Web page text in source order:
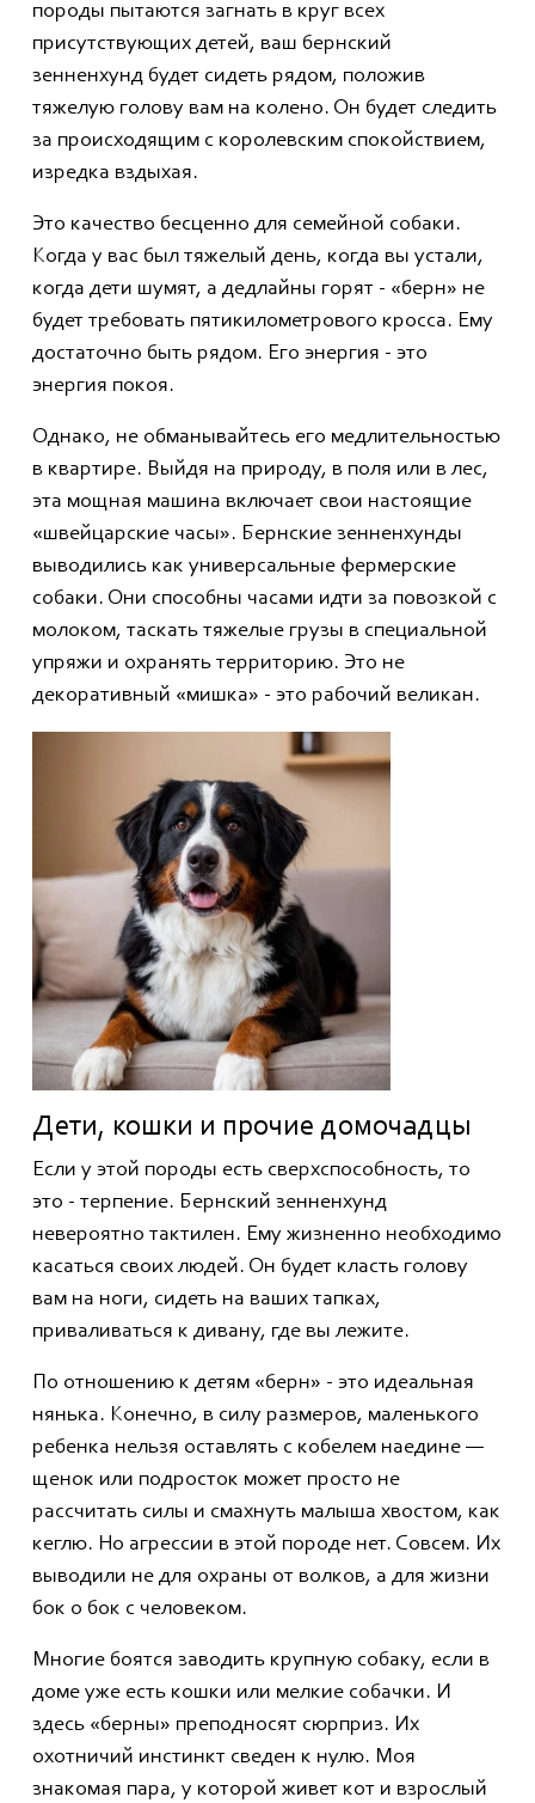
породы пытаются загнать в круг всех
присутствующих детей, ваш бернский
зенненхунд будет сидеть рядом, положив
тяжелую голову вам на колено. Он будет следить
за происходящим с королевским спокойствием,
изредка вздыхая.
Это качество бесценно для семейной собаки.
Когда у вас был тяжелый день, когда вы устали,
когда дети шумят, а дедлайны горят - «берн» не
будет требовать пятикилометрового кросса. Ему
достаточно быть рядом. Его энергия - это
энергия покоя.
Однако, не обманывайтесь его медлительностью
в квартире. Выйдя на природу, в поля или в лес,
эта мощная машина включает свои настоящие
«швейцарские часы». Бернские зенненхунды
выводились как универсальные фермерские
собаки. Они способны часами идти за повозкой с
молоком, таскать тяжелые грузы в специальной
упряжи и охранять территорию. Это не
декоративный «мишка» - это рабочий великан.
Дети, кошки и прочие домочадцы
Если у этой породы есть сверхспособность, то
это - терпение. Бернский зенненхунд
невероятно тактилен. Ему жизненно необходимо
касаться своих людей. Он будет класть голову
вам на ноги, сидеть на ваших тапках,
приваливаться к дивану, где вы лежите.
По отношению к детям «берн» - это идеальная
нянька. Конечно, в силу размеров, маленького
ребенка нельзя оставлять с кобелем наедине —
щенок или подросток может просто не
рассчитать силы и смахнуть малыша хвостом, как
кеглю. Но агрессии в этой породе нет. Совсем. Их
выводили не для охраны от волков, а для жизни
бок о бок с человеком.
Многие боятся заводить крупную собаку, если в
доме уже есть кошки или мелкие собачки. И
здесь «берны» преподносят сюрприз. Их
охотничий инстинкт сведен к нулю. Моя
знакомая пара, у которой живет кот и взрослый